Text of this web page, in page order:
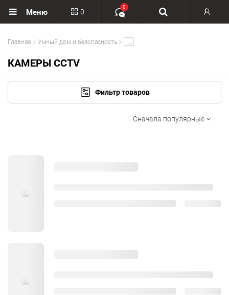
Меню 0
0
Главная Умный дом и безопасность
КАМЕРЫ CCTV
Фильтр товаров
Сначала популярные